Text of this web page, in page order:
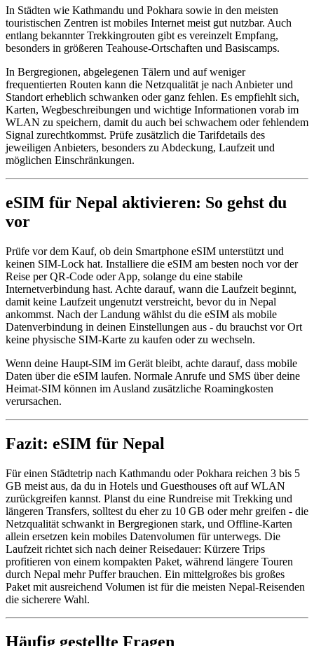
In Städten wie Kathmandu und Pokhara sowie in den meisten
touristischen Zentren ist mobiles Internet meist gut nutzbar. Auch
entlang bekannter Trekkingrouten gibt es vereinzelt Empfang,
besonders in größeren Teahouse-Ortschaften und Basiscamps.
In Bergregionen, abgelegenen Tälern und auf weniger
frequentierten Routen kann die Netzqualität je nach Anbieter und
Standort erheblich schwanken oder ganz fehlen. Es empfiehlt sich,
Karten, Wegbeschreibungen und wichtige Informationen vorab im
WLAN zu speichern, damit du auch bei schwachem oder fehlendem
Signal zurechtkommst. Prüfe zusätzlich die Tarifdetails des
jeweiligen Anbieters, besonders zu Abdeckung, Laufzeit und
möglichen Einschränkungen.
eSIM für Nepal aktivieren: So gehst du
vor
Prüfe vor dem Kauf, ob dein Smartphone eSIM unterstützt und
keinen SIM-Lock hat. Installiere die eSIM am besten noch vor der
Reise per QR-Code oder App, solange du eine stabile
Internetverbindung hast. Achte darauf, wann die Laufzeit beginnt,
damit keine Laufzeit ungenutzt verstreicht, bevor du in Nepal
ankommst. Nach der Landung wählst du die eSIM als mobile
Datenverbindung in deinen Einstellungen aus - du brauchst vor Ort
keine physische SIM-Karte zu kaufen oder zu wechseln.
Wenn deine Haupt-SIM im Gerät bleibt, achte darauf, dass mobile
Daten über die eSIM laufen. Normale Anrufe und SMS über deine
Heimat-SIM können im Ausland zusätzliche Roamingkosten
verursachen.
Fazit: eSIM für Nepal
Für einen Städtetrip nach Kathmandu oder Pokhara reichen 3 bis 5
GB meist aus, da du in Hotels und Guesthouses oft auf WLAN
zurückgreifen kannst. Planst du eine Rundreise mit Trekking und
längeren Transfers, solltest du eher zu 10 GB oder mehr greifen - die
Netzqualität schwankt in Bergregionen stark, und Offline-Karten
allein ersetzen kein mobiles Datenvolumen für unterwegs. Die
Laufzeit richtet sich nach deiner Reisedauer: Kürzere Trips
profitieren von einem kompakten Paket, während längere Touren
durch Nepal mehr Puffer brauchen. Ein mittelgroßes bis großes
Paket mit ausreichend Volumen ist für die meisten Nepal-Reisenden
die sicherere Wahl.
Häufig gestellte Fragen